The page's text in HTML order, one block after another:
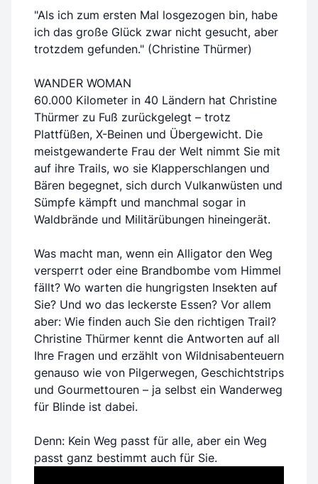
"Als ich zum ersten Mal losgezogen bin, habe
ich das große Glück zwar nicht gesucht, aber
trotzdem gefunden." (Christine Thürmer)
WANDER WOMAN
60.000 Kilometer in 40 Ländern hat Christine
Thürmer zu Fuß zurückgelegt – trotz
Plattfüßen, X-Beinen und Übergewicht. Die
meistgewanderte Frau der Welt nimmt Sie mit
auf ihre Trails, wo sie Klapperschlangen und
Bären begegnet, sich durch Vulkanwüsten und
Sümpfe kämpft und manchmal sogar in
Waldbrände und Militärübungen hineingerät.
Was macht man, wenn ein Alligator den Weg
versperrt oder eine Brandbombe vom Himmel
fällt? Wo warten die hungrigsten Insekten auf
Sie? Und wo das leckerste Essen? Vor allem
aber: Wie finden auch Sie den richtigen Trail?
Christine Thürmer kennt die Antworten auf all
Ihre Fragen und erzählt von Wildnisabenteuern
genauso wie von Pilgerwegen, Geschichtstrips
und Gourmettouren – ja selbst ein Wanderweg
für Blinde ist dabei.
Denn: Kein Weg passt für alle, aber ein Weg
passt ganz bestimmt auch für Sie.